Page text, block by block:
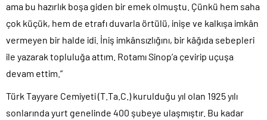
ama bu hazırlık boşa giden bir emek olmuştu. Çünkü hem saha
çok küçük, hem de etrafı duvarla örtülü, inişe ve kalkışa imkân
vermeyen bir halde idi. İniş imkânsızlığını, bir kâğıda sebepleri
ile yazarak topluluğa attım. Rotamı Sinop’a çevirip uçuşa
devam ettim.”
Türk Tayyare Cemiyeti (T.Ta.C.) kurulduğu yıl olan 1925 yılı
sonlarında yurt genelinde 400 şubeye ulaşmıştır. Bu kadar